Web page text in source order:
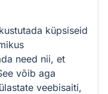
küpsiseid
need nii, et
võib aga
veebisaiti,